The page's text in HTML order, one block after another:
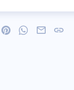
PinterestWhatsApp